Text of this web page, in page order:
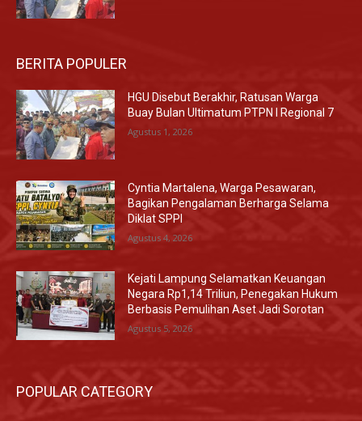
BERITA POPULER
HGU Disebut Berakhir, Ratusan Warga
Buay Bulan Ultimatum PTPN I Regional 7
Agustus 1, 2026
Cyntia Martalena, Warga Pesawaran,
Bagikan Pengalaman Berharga Selama
Diklat SPPI
Agustus 4, 2026
Kejati Lampung Selamatkan Keuangan
Negara Rp1,14 Triliun, Penegakan Hukum
Berbasis Pemulihan Aset Jadi Sorotan
Agustus 5, 2026
POPULAR CATEGORY